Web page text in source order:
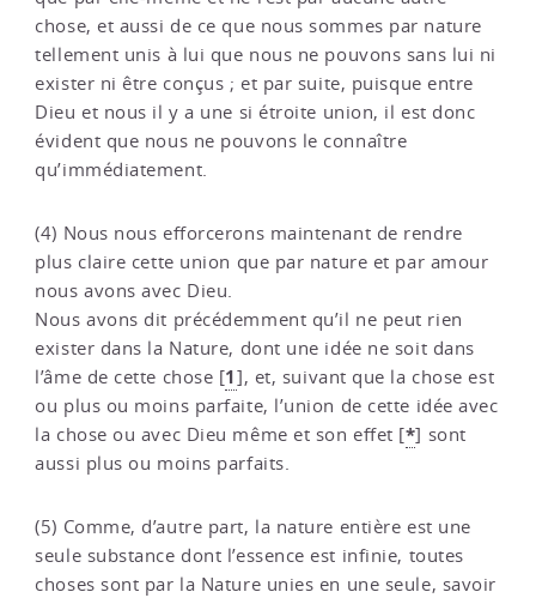
chose, et aussi de ce que nous sommes par nature
tellement unis à lui que nous ne pouvons sans lui ni
exister ni être conçus ; et par suite, puisque entre
Dieu et nous il y a une si étroite union, il est donc
évident que nous ne pouvons le connaître
qu’immédiatement.
(4) Nous nous efforcerons maintenant de rendre
plus claire cette union que par nature et par amour
nous avons avec Dieu.
Nous avons dit précédemment qu’il ne peut rien
exister dans la Nature, dont une idée ne soit dans
l’âme de cette chose [1], et, suivant que la chose est
ou plus ou moins parfaite, l’union de cette idée avec
la chose ou avec Dieu même et son effet [*] sont
aussi plus ou moins parfaits.
(5) Comme, d’autre part, la nature entière est une
seule substance dont l’essence est infinie, toutes
choses sont par la Nature unies en une seule, savoir